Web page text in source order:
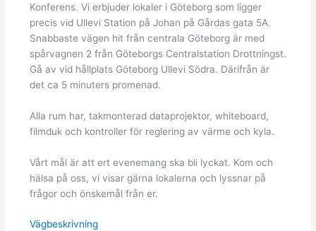
Konferens. Vi erbjuder lokaler i Göteborg som ligger
precis vid Ullevi Station på Johan på Gårdas gata 5A.
Snabbaste vägen hit från centrala Göteborg är med
spårvagnen 2 från Göteborgs Centralstation Drottningst.
Gå av vid hållplats Göteborg Ullevi Södra. Därifrån är
det ca 5 minuters promenad.
Alla rum har, takmonterad dataprojektor, whiteboard,
filmduk och kontroller för reglering av värme och kyla.
Vårt mål är att ert evenemang ska bli lyckat. Kom och
hälsa på oss, vi visar gärna lokalerna och lyssnar på
frågor och önskemål från er.
Vägbeskrivning